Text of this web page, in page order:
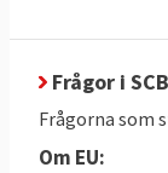
Frågor i
Frågorna som
Om EU: